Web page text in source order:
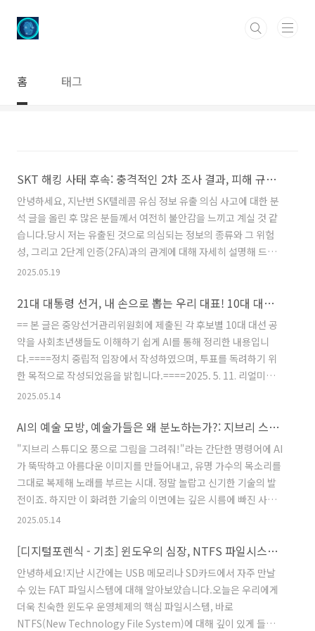
홈 태그
SKT 해킹 사태 후속: 충격적인 2차 조사 결과, 피해 규모 상상 초월... IMEI 유출 가능성까지?
안녕하세요, 지난번 SK텔레콤 유심 정보 유출 의심 사고에 대한 분
석 글을 올린 후 많은 분들께서 여전히 불안감을 느끼고 계실 것 같
습니다.당시 저는 유출된 것으로 의심되는 정보의 종류와 그 위험
성, 그리고 2단계 인증(2FA)과의 관계에 대해 자세히 설명해 드렸
는데요.그런데, 안타깝게도 상황은 우리가 예상했던 것보다 훨씬 더
사 결과가 발표되면서, 해킹 피해 규모와 유출 정보의 범위가 이전
발표 내용을 훨씬 뛰어넘는다는 사실이 확인되었습니다. 오늘 포스
팅에서는 이 충격적인 2차 조사 결과의 주요 내용을 짚어보고, 이것
이 우리에게 어떤 의미를 가지는지, 그리고 우리는 어떻게 더욱 강
력하게 대응해야 하는지 다시 한번 고민해보겠습니다.예상을 뛰
2025.05.19
21대 대통령 선거, 내 손으로 뽑는 우리 대표! 10대 대선 공약 정리
== 본 글은 중앙선거관리위원회에 제출된 각 후보별 10대 대선 공
약을 사회초년생들도 이해하기 쉽게 AI를 통해 정리한 내용입니
다.====정치 중립적 입장에서 작성하였으며, 투표를 독려하기 위
한 목적으로 작성되었음을 밝힙니다.====2025. 5. 11. 리얼미터
기준 대선 여론조사 상위 3명 후보의 공약을 알아봅니다.== 여러
다가와요. 대통령은 앞으로 몇 년 동안 우리나라 살림을 책임지고,
우리 모두의 생활에 큰 영향을 주는 결정을 하는 사람이죠. 그래서
우리가 어떤 대통령을 뽑는지, 그리고 그 대통령 후보들이 우리에게
어떤 약속을 하는지 잘 아는 것이 정말 중요해요. 투표는 ‘나는 이런
나라에서 살고 싶어요!’라고 내 목소리를 내는..
2025.05.14
AI의 예술 모방, 예술가들은 왜 분노하는가?: 지브리 스타일부터 팝스타까지, 창작자들의 목소리
"지브리 스튜디오 풍으로 그림을 그려줘!"라는 간단한 명령어에 AI
가 뚝딱하고 아름다운 이미지를 만들어내고, 유명 가수의 목소리를
그대로 복제해 노래를 부르는 시대. 정말 놀랍고 신기한 기술의 발
전이죠. 하지만 이 화려한 기술의 이면에는 깊은 시름에 빠진 사람
들이 있습니다. 바로 자신들의 삶과 열정이 담긴 '스타일'을 AI에게
BBC 뉴스는 엘튼 존, 두아 리파를 비롯한 수백 명의 영국 예술가들
이 AI의 무분별한 창작물 학습에 반발하며 보호를 촉구하고 나섰다
고 보도했습니다. AI가 특정 예술가의 스타일을 학습하는 것이 왜
문제가 되는 걸까요? 법적인 논쟁을 떠나, 예술가들이 목소리를 높
이는 이유, 그들의 주장에 귀 기울여 보겠습니다.AI는 어..
2025.05.14
[디지털포렌식 - 기초] 윈도우의 심장, NTFS 파일시스템 들여다보기
안녕하세요!지난 시간에는 USB 메모리나 SD카드에서 자주 만날
수 있는 FAT 파일시스템에 대해 알아보았습니다.오늘은 우리에게
더욱 친숙한 윈도우 운영체제의 핵심 파일시스템, 바로
NTFS(New Technology File System)에 대해 깊이 있게 들여다